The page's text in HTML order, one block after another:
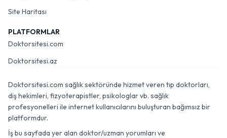
Site Haritası
PLATFORMLAR
Doktorsitesi.com
Doktorsitesi.az
Doktorsitesi.com sağlık sektöründe hizmet veren tıp doktorları,
diş hekimleri, fizyoterapistler, psikologlar vb. sağlık
profesyonelleri ile internet kullanıcılarını buluşturan bağımsız bir
platformdur.
İş bu sayfada yer alan doktor/uzman yorumları ve